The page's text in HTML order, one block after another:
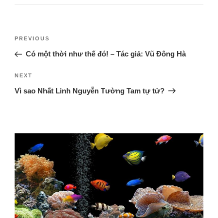
PREVIOUS
Có một thời như thế đó! – Tác giả: Vũ Đông Hà
NEXT
Vì sao Nhất Linh Nguyễn Tường Tam tự tử?